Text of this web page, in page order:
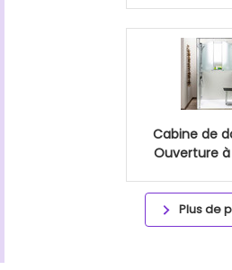
Cabine de
Ouverture
Plus de